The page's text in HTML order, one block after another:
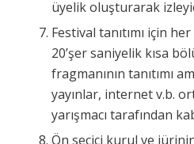
üyelik oluşturarak
Festival tanıtımı için
20’şer saniyelik kısa
fragmanının tanıtımı
yayınlar, internet v.b.
yarışmacı tarafından
Ön seçici kurul ve